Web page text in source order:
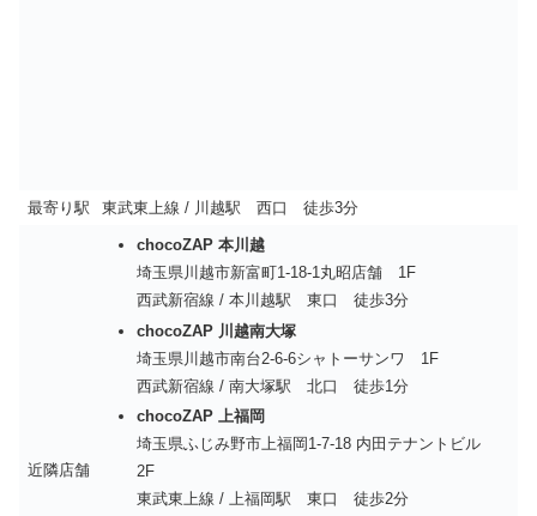
最寄り駅 東武東上線 / 川越駅 西口 徒歩3分
近隣店舗
chocoZAP 本川越
埼玉県川越市新富町1-18-1丸昭店舗 1F
西武新宿線 / 本川越駅 東口 徒歩3分
chocoZAP 川越南大塚
埼玉県川越市南台2-6-6シャトーサンワ 1F
西武新宿線 / 南大塚駅 北口 徒歩1分
chocoZAP 上福岡
埼玉県ふじみ野市上福岡1-7-18 内田テナントビル
2F
東武東上線 / 上福岡駅 東口 徒歩2分